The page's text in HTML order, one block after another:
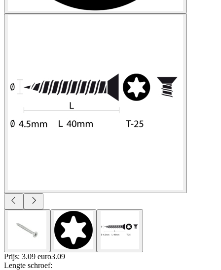
Prijs: 3.09 euro3.09
Lengte schroef: